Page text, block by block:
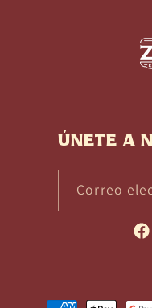
Únete a
Correo
Formas